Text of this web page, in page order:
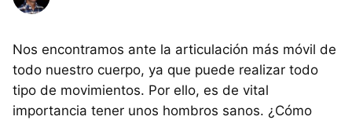
Nos encontramos ante la articulación más móvil de
todo nuestro cuerpo, ya que puede realizar todo
tipo de movimientos. Por ello, es de vital
importancia tener unos hombros sanos. ¿Cómo